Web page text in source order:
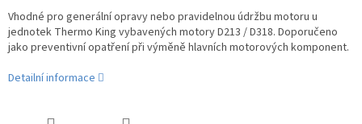
Vhodné pro generální opravy nebo pravidelnou údržbu motoru u
jednotek Thermo King vybavených motory D213 / D318. Doporučeno
jako preventivní opatření při výměně hlavních motorových komponent.
Detailní informace